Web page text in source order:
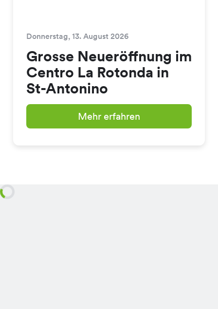
Donnerstag, 13. August 2026
Grosse Neueröffnung im
Centro La Rotonda in
St-Antonino
Mehr erfahren